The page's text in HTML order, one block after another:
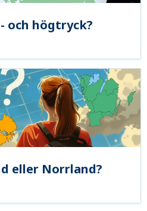
och högtryck?
eller Norrland?